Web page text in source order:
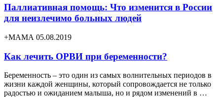
Паллиативная помощь: Что изменится в России
для неизлечимо больных людей
+МАМА 05.08.2019
Как лечить ОРВИ при беременности?
Беременность – это один из самых волнительных периодов в
жизни каждой женщины, который сопровождается не только
радостью и ожиданием малыша, но и рядом изменений в …